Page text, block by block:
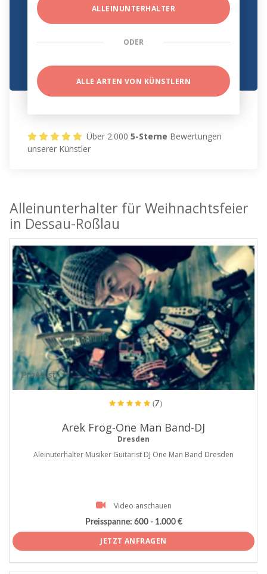
ALLEINUNTERHALTER
ODER
ALLE ARTEN VON KÜNSTLERN
Über 2.0005-Sterne Bewertungen
unserer Künstler
Alleinunterhalter für Weihnachtsfeier
in Dessau-Roßlau
ProArtist
(7)
Arek Frog-One Man Band-DJ
Dresden
Aleinuterhalter Musiker Guitarist DJ One Man Band Dresden
Video anschauen
Preisspanne: 600 - 1.000 €
JETZT ANFRAGEN